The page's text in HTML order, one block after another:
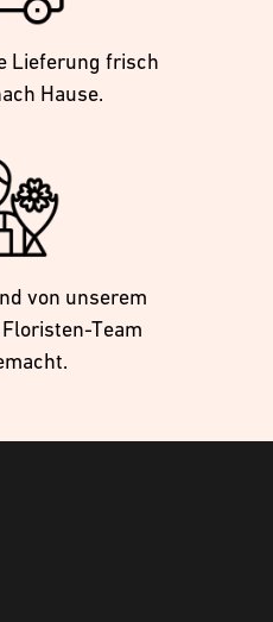
Lieferung frisch
Hause.
von unserem
Team